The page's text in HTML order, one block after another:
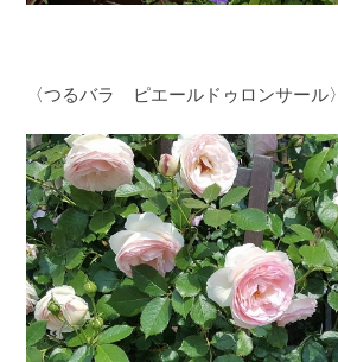
〈つるバラ ピエールドゥロンサール〉